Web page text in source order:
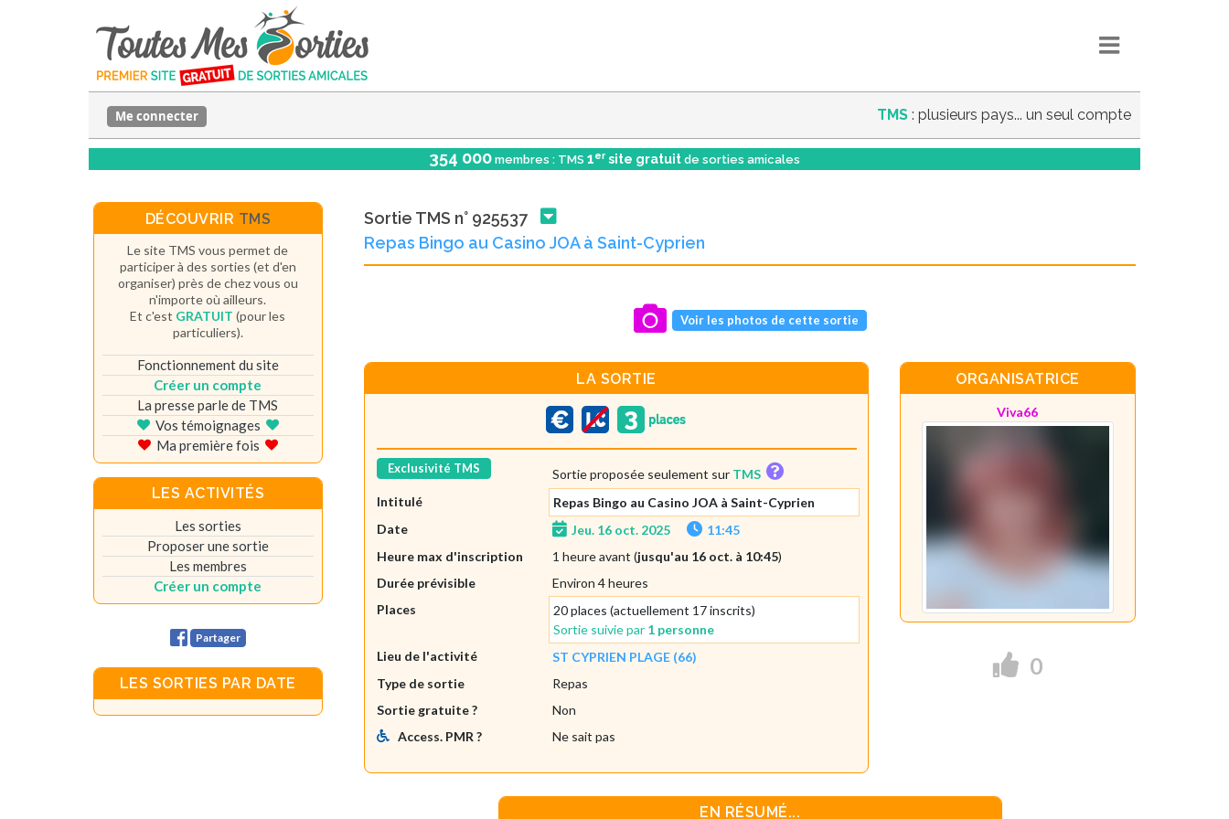
TMS : plusieurs pays... un seul compte
Me connecter
354 000 membres : TMS 1er site gratuit de sorties amicales
Sortie TMS n° 925537
Repas Bingo au Casino JOA à Saint-Cyprien
Voir les photos de cette sortie
LA SORTIE
Exclusivité TMS Sortie proposée seulement sur TMS
Intitulé
Repas Bingo au Casino JOA à Saint-Cyprien
Date
Jeu. 16 oct. 2025
11:45
Heure max d'inscription
1 heure avant (jusqu'au 16 oct. à 10:45)
Durée prévisible
Environ 4 heures
Places
20 places (actuellement 17 inscrits)
Sortie suivie par 1 personne
Lieu de l'activité
ST CYPRIEN PLAGE (66)
Type de sortie
Repas
Sortie gratuite ?
Non
Access. PMR ?
Ne sait pas
ORGANISATRICE
Viva66
0
EN RÉSUMÉ...
DÉCOUVRIR TMS
Le site TMS vous permet de
participer à des sorties (et d'en
organiser) près de chez vous ou
n'importe où ailleurs.
Et c'est GRATUIT (pour les
particuliers).
Fonctionnement du site
Créer un compte
La presse parle de TMS
Vos témoignages
Ma première fois
LES ACTIVITÉS
Les sorties
Proposer une sortie
Les membres
Créer un compte
Partager
LES SORTIES PAR DATE